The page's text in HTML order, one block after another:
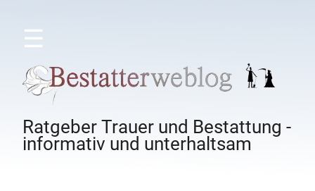
☰
Ratgeber Trauer und Bestattung -
informativ und unterhaltsam